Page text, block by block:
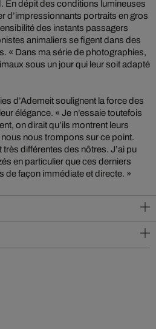
En dépit des conditions lumineuses
d’impressionnants portraits en gros
des instants passagers
animaliers se figent dans des
« Dans ma série de photographies,
sous un jour qui leur soit adapté
d’Ademeit soulignent la force des
élégance. « Je n’essaie toutefois
on dirait qu’ils montrent leurs
nous trompons sur ce point.
différentes des nôtres. J’ai pu
en particulier que ces derniers
de façon immédiate et directe. »